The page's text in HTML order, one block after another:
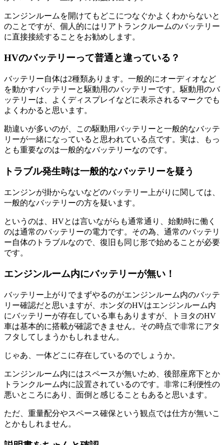
エンジンルームを開けてもどこにつなぐかよくわからないと
のことですが、個人的にはリアトランクルームのバッテリー
に直接接続することをお勧めします。
HVのバッテリーって普通と違っている？
バッテリー自体は2種類あります。一般的にオーディオなど
を動かすバッテリーと駆動用のバッテリーです。駆動用のバ
ッテリーは、よくディスプレイなどに表示されるマークでも
よくわかると思います。
勘違いが多いのが、この駆動用バッテリーと一般的なバッテ
リーが一緒になっていると思われている点です。実は、もっ
とも重要なのは一般的なバッテリーなのです。
トラブル発生時は一般的なバッテリーを疑う
エンジンが掛からないなどのバッテリー上がりに関しては、
一般的なバッテリーの方を疑います。
というのは、HVとは言いながらも通常通り、始動時に働く
のは通常のバッテリーの電力です。その為、通常のバッテリ
ー自体のトラブルなので、復旧も同じ形で始めることが必要
です。
エンジンルーム内にバッテリーが無い！
バッテリー上がりでまずやるのがエンジンルーム内のバッテ
リー確認だと思いますが、ホンダのHVはエンジンルーム内
にバッテリーが存在している車もありますが、トヨタのHV
車は基本的に搭載が確認できません。その時点で非常にアタ
フタしてしまうかもしれません。
じゃあ、一体どこに存在しているのでしょうか。
エンジンルーム内にはスペースが無いため、後部座席下とか
トランクルーム内に設置されているのです。非常に利便性の
悪いところにあり、面倒と感じることもあると思います。
ただ、重量配分やスペース確保という観点では仕方が無いこ
とかもしれません。